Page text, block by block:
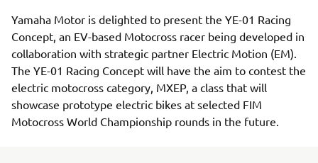
Yamaha Motor is delighted to present the YE-01 Racing
Concept, an EV-based Motocross racer being developed in
collaboration with strategic partner Electric Motion (EM).
The YE-01 Racing Concept will have the aim to contest the
electric motocross category, MXEP, a class that will
showcase prototype electric bikes at selected FIM
Motocross World Championship rounds in the future.